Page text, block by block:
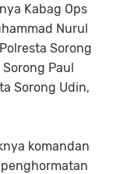
Kabag Ops
Nurul
Sorong
Paul
Sorong Udin,
komandan